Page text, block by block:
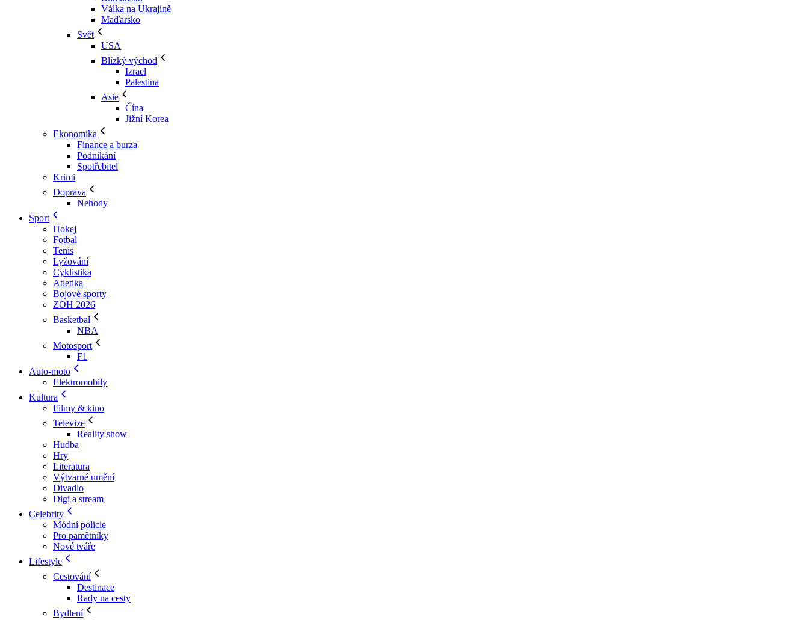
Válka na Ukrajině
Maďarsko
Svět
USA
Blízký východ
Izrael
Palestina
Asie
Čína
Jižní Korea
Ekonomika
Finance a burza
Podnikání
Spotřebitel
Krimi
Doprava
Nehody
Sport
Hokej
Fotbal
Tenis
Lyžování
Cyklistika
Atletika
Bojové sporty
ZOH 2026
Basketbal
NBA
Motosport
F1
Auto-moto
Elektromobily
Kultura
Filmy & kino
Televize
Reality show
Hudba
Hry
Literatura
Výtvarné umění
Divadlo
Digi a stream
Celebrity
Módní policie
Pro pamětníky
Nové tváře
Lifestyle
Cestování
Destinace
Rady na cesty
Bydlení